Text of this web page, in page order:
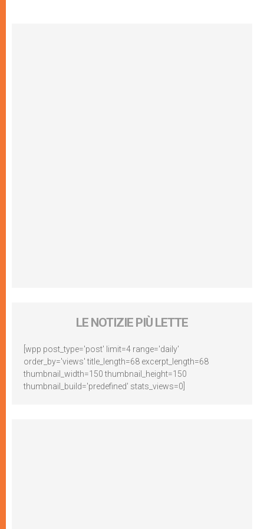
LE NOTIZIE PIÙ LETTE
[wpp post_type='post' limit=4 range='daily'
order_by='views' title_length=68 excerpt_length=68
thumbnail_width=150 thumbnail_height=150
thumbnail_build='predefined' stats_views=0]